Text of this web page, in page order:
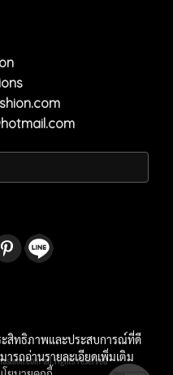
all rights reserved
ะสิทธิภาพและประสบการณ์ที่ดี
ารถอ่านรายละเอียดเพิ่มเติม